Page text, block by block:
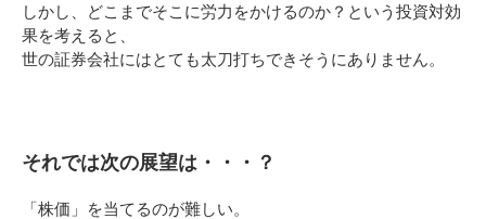
しかし、どこまでそこに労力をかけるのか？という投資対効
果を考えると、
世の証券会社にはとても太刀打ちできそうにありません。
それでは次の展望は・・・？
「株価」を当てるのが難しい。